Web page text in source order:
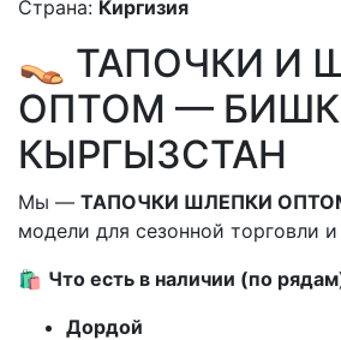
Страна: Киргизия
👡 ТАПОЧКИ И
ОПТОМ —
КЫРГЫЗСТАН
Мы — ТАПОЧКИ ШЛЕПКИ
модели для сезонной торговли
🛍️ Что есть в наличии (по
Дордой